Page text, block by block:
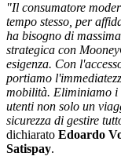
"Il consumatore
tempo stesso, per
ha bisogno di
strategica con
esigenza. Con
portiamo
mobilità. Eliminiamo i
utenti non solo un
sicurezza di gestire
dichiarato Edoardo
Satispay.